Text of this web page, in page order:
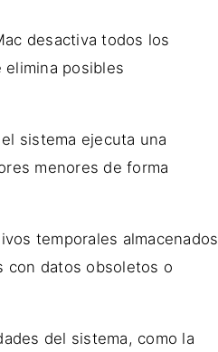
desactiva todos los
posibles
sistema ejecuta una
menores de forma
temporales almacenados
con datos obsoletos o
del sistema, como la